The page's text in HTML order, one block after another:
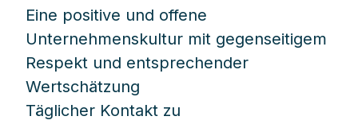
Eine positive und offene
Unternehmenskultur mit gegenseitigem
Respekt und entsprechender
Wertschätzung
Täglicher Kontakt zu